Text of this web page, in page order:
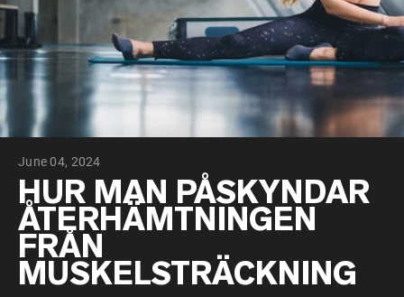
Gräsbetat vassleprotein
Vassleisolat från gräsbetande djur
Getproteinpulver från get
Micellärt kasein
Mass Gainer
Proteinkaffe
Shop All Protein Powders
VEGAN PROTEIN Best Seller
Ärtprotein
Jordnötssmör
Fröproteinpulver
Proteindrinkar
Vegan viktökare
June 04, 2024
HUR MAN PÅSKYNDAR
ÅTERHÄMTNINGEN
FRÅN
MUSKELSTRÄCKNING